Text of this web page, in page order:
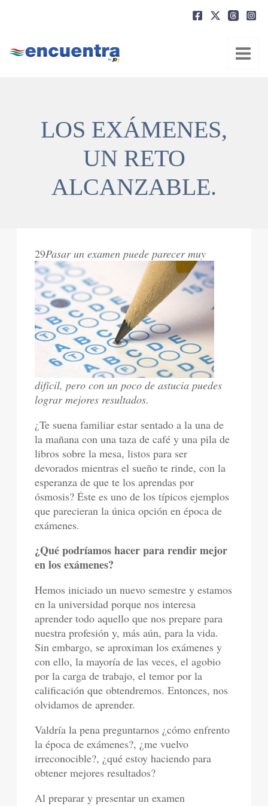
LOS EXÁMENES,
UN RETO
ALCANZABLE.
29Pasar un examen puede parecer muy
difícil, pero con un poco de astucia puedes
lograr mejores resultados.
¿Te suena familiar estar sentado a la una de
la mañana con una taza de café y una pila de
libros sobre la mesa, listos para ser
devorados mientras el sueño te rinde, con la
esperanza de que te los aprendas por
ósmosis? Éste es uno de los típicos ejemplos
que parecieran la única opción en época de
exámenes.
¿Qué podríamos hacer para rendir mejor
en los exámenes?
Hemos iniciado un nuevo semestre y estamos
en la universidad porque nos interesa
aprender todo aquello que nos prepare para
nuestra profesión y, más aún, para la vida.
Sin embargo, se aproximan los exámenes y
con ello, la mayoría de las veces, el agobio
por la carga de trabajo, el temor por la
calificación que obtendremos. Entonces, nos
olvidamos de aprender.
Valdría la pena preguntarnos ¿cómo enfrento
la época de exámenes?, ¿me vuelvo
irreconocible?, ¿qué estoy haciendo para
obtener mejores resultados?
Al preparar y presentar un examen